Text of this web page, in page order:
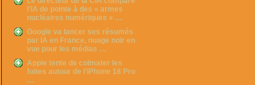
l’IA de pointe à des « armes
nucléaires numériques » …
Google va lancer ses résumés
par IA en France, nuage noir en
vue pour les médias …
Apple tente de colmater les
fuites autour de l’iPhone 18 Pro
…